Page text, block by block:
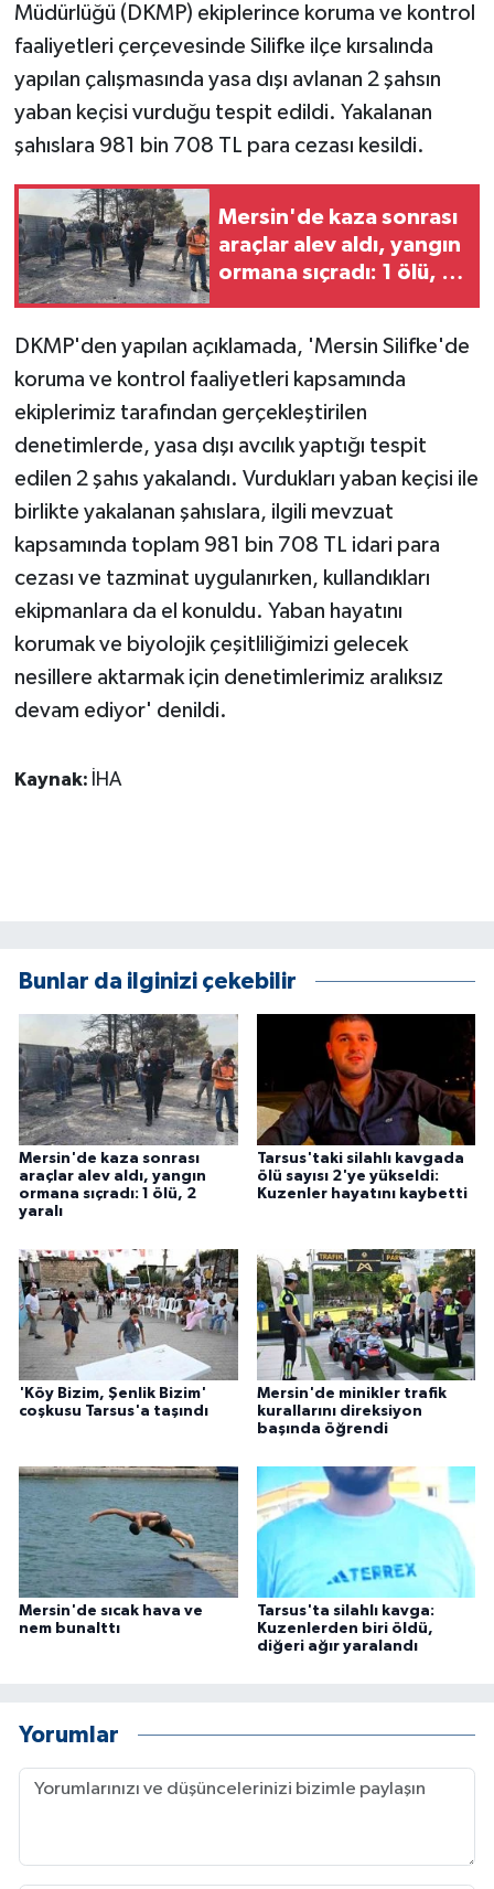
Müdürlüğü (DKMP) ekiplerince koruma ve kontrol
faaliyetleri çerçevesinde Silifke ilçe kırsalında
yapılan çalışmasında yasa dışı avlanan 2 şahsın
yaban keçisi vurduğu tespit edildi. Yakalanan
şahıslara 981 bin 708 TL para cezası kesildi.
Mersin'de kaza sonrası
araçlar alev aldı, yangın
ormana sıçradı: 1 ölü, 2
DKMP'den yapılan açıklamada, 'Mersin Silifke'de
koruma ve kontrol faaliyetleri kapsamında
ekiplerimiz tarafından gerçekleştirilen
denetimlerde, yasa dışı avcılık yaptığı tespit
edilen 2 şahıs yakalandı. Vurdukları yaban keçisi ile
birlikte yakalanan şahıslara, ilgili mevzuat
kapsamında toplam 981 bin 708 TL idari para
cezası ve tazminat uygulanırken, kullandıkları
ekipmanlara da el konuldu. Yaban hayatını
korumak ve biyolojik çeşitliliğimizi gelecek
nesillere aktarmak için denetimlerimiz aralıksız
devam ediyor' denildi.
Kaynak: İHA
Bunlar da ilginizi çekebilir
Mersin'de kaza sonrası
araçlar alev aldı, yangın
ormana sıçradı: 1 ölü, 2
yaralı
Tarsus'taki silahlı kavgada
ölü sayısı 2'ye yükseldi:
Kuzenler hayatını kaybetti
'Köy Bizim, Şenlik Bizim'
coşkusu Tarsus'a taşındı
Mersin'de minikler trafik
kurallarını direksiyon
başında öğrendi
Mersin'de sıcak hava ve
nem bunalttı
Tarsus'ta silahlı kavga:
Kuzenlerden biri öldü,
diğeri ağır yaralandı
Yorumlar
GÜNDEM
Güvenlik
İNSAN
İş Dünyası
Jandarma
Kadın
KÜLTÜR SANAT
MAGAZİN
Otomobil
POLİTİKA
Sağlık
YAŞAM
YEREL
Yerel Haberler